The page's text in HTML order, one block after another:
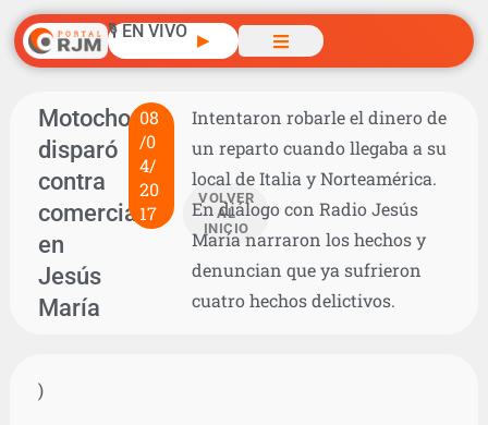
🎙️ EN VIVO ▶
Motochorro
disparó
contra
comerciante
en
Jesús
María
08
/0
4/
20
17
VOLVER
AL
INICIO
Intentaron robarle el dinero de
un reparto cuando llegaba a su
local de Italia y Norteamérica.
En diálogo con Radio Jesús
María narraron los hechos y
denuncian que ya sufrieron
cuatro hechos delictivos.
)